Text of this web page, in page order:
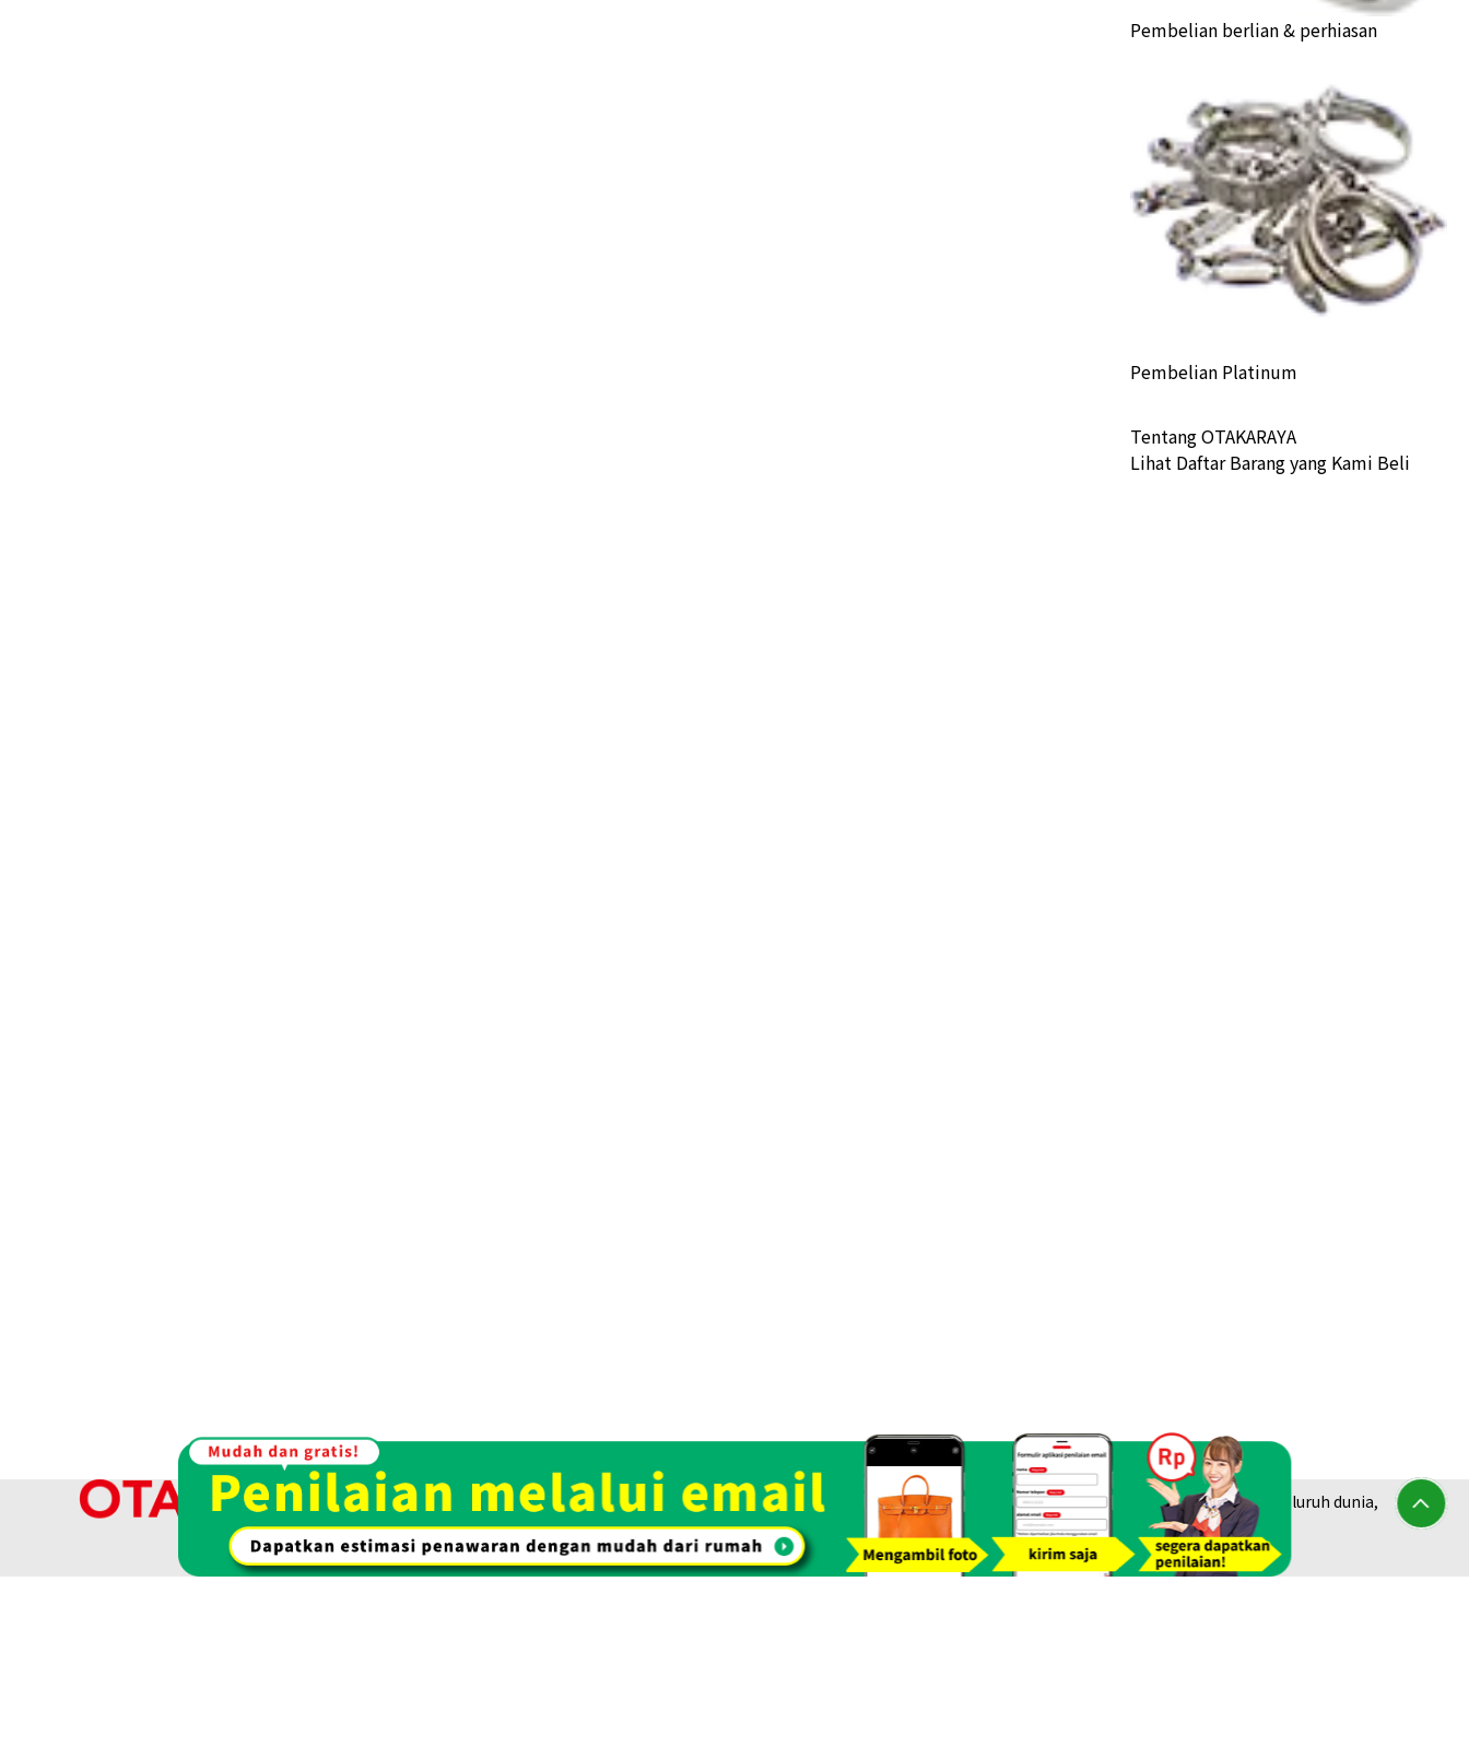
Pembelian berlian & perhiasan
Pembelian Platinum
Tentang OTAKARAYA
Lihat Daftar Barang yang Kami Beli
Kami membeli emas dengan proses penilaian gratis. Dengan kepercayaan dan rekam jejak dari lebih dari 1.940 toko di seluruh dunia,
kami menawarkan harga beli yang tinggi.